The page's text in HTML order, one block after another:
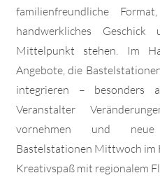
familienfreundliche
handwerkliches
Mittelpunkt stehen. Im
Angebote, die
integrieren – besonders
Veranstalter
vornehmen und neue
Bastelstationen Mittwoch im
Kreativspaß mit regionalem